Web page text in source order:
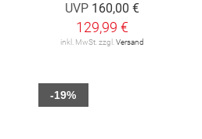
UVP 160,00 €
129,99 €
inkl. MwSt. zzgl.Versand
-19%